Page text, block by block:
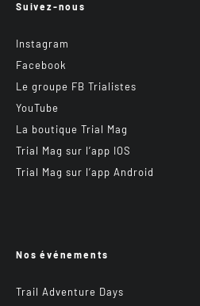
Suivez-nous
Instagram
Facebook
Le groupe FB Trialistes
YouTube
La boutique Trial Mag
Trial Mag sur l’app IOS
Trial Mag sur l’app Android
Nos événements
Trail Adventure Days